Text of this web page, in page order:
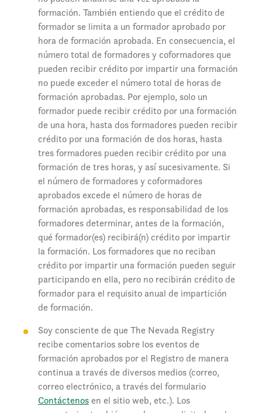
formación. También entiendo que el crédito de
formador se limita a un formador aprobado por
hora de formación aprobada. En consecuencia, el
número total de formadores y coformadores que
pueden recibir crédito por impartir una formación
no puede exceder el número total de horas de
formación aprobadas. Por ejemplo, solo un
formador puede recibir crédito por una formación
de una hora, hasta dos formadores pueden recibir
crédito por una formación de dos horas, hasta
tres formadores pueden recibir crédito por una
formación de tres horas, y así sucesivamente. Si
el número de formadores y coformadores
aprobados excede el número de horas de
formación aprobadas, es responsabilidad de los
formadores determinar, antes de la formación,
qué formador(es) recibirá(n) crédito por impartir
la formación. Los formadores que no reciban
crédito por impartir una formación pueden seguir
participando en ella, pero no recibirán crédito de
formador para el requisito anual de impartición
de formación.
Soy consciente de que The Nevada Registry
recibe comentarios sobre los eventos de
formación aprobados por el Registro de manera
continua a través de diversos medios (correo,
correo electrónico, a través del formulario
Contáctenosen el sitio web, etc.). Los